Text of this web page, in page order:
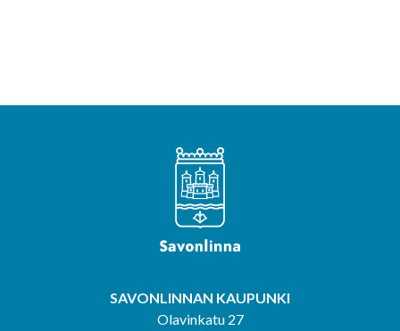
SAVONLINNAN KAUPUNKI
Olavinkatu 27